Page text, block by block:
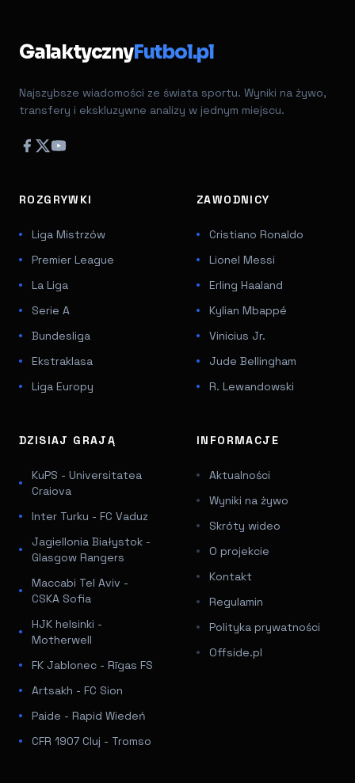
GalaktycznyFutbol.pl
Najszybsze wiadomości ze świata sportu. Wyniki na żywo,
transfery i ekskluzywne analizy w jednym miejscu.
ROZGRYWKI
Liga Mistrzów
Premier League
La Liga
Serie A
Bundesliga
Ekstraklasa
Liga Europy
ZAWODNICY
Cristiano Ronaldo
Lionel Messi
Erling Haaland
Kylian Mbappé
Vinicius Jr.
Jude Bellingham
R. Lewandowski
DZISIAJ GRAJĄ
KuPS - Universitatea
Craiova
Inter Turku - FC Vaduz
Jagiellonia Białystok -
Glasgow Rangers
Maccabi Tel Aviv -
CSKA Sofia
HJK helsinki -
Motherwell
FK Jablonec - Rīgas FS
Artsakh - FC Sion
Paide - Rapid Wiedeń
CFR 1907 Cluj - Tromso
INFORMACJE
Aktualności
Wyniki na żywo
Skróty wideo
O projekcie
Kontakt
Regulamin
Polityka prywatności
Offside.pl